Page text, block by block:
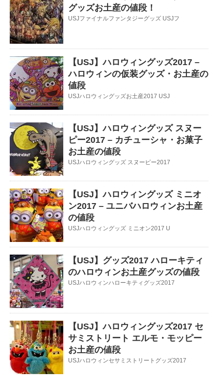
グッズお土産の値段！
USJファイナルファンタジーグッズ USJフ
【USJ】ハロウィングッズ2017 –
ハロウィンの仮装グッズ・お土産の
値段
USJハロウィングッズお土産2017 USJ
【USJ】ハロウィングッズ スヌー
ピー2017 – カチューシャ・お菓子
お土産の値段
USJハロウィングッズ スヌーピー2017
【USJ】ハロウィングッズ ミニオ
ン2017 – ユニバハロウィンお土産
の値段
USJハロウィングッズ ミニオン2017 U
【USJ】グッズ2017 ハローキティ
のハロウィンお土産グッズの値段
USJハロウィンハローキティグッズ2017
【USJ】ハロウィングッズ2017 セ
サミストリート エルモ・モッピー
お土産の値段
USJハロウィンセサミストリートグッズ2017